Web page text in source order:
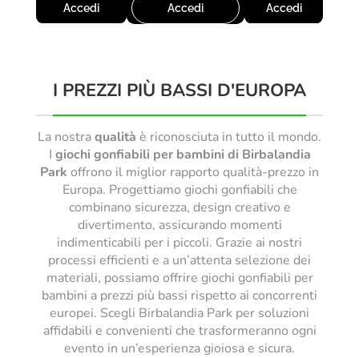
Accedi Accedi Accedi
I PREZZI PIÙ BASSI D'EUROPA
La nostraqualità è riconosciuta in tutto il mondo.
I giochi gonfiabili per bambini di Birbalandia
Park offrono il miglior rapporto qualità-prezzo in
Europa. Progettiamo giochi gonfiabili che
combinano sicurezza, design creativo e
divertimento, assicurando momenti
indimenticabili per i piccoli. Grazie ai nostri
processi efficienti e a un’attenta selezione dei
materiali, possiamo offrire giochi gonfiabili per
bambini a prezzi più bassi rispetto ai concorrenti
europei. Scegli Birbalandia Park per soluzioni
affidabili e convenienti che trasformeranno ogni
evento in un’esperienza gioiosa e sicura.